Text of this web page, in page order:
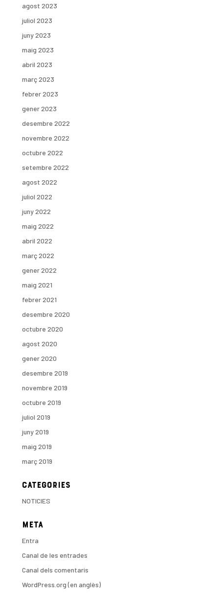
agost 2023
juliol 2023
juny 2023
maig 2023
abril 2023
març 2023
febrer 2023
gener 2023
desembre 2022
novembre 2022
octubre 2022
setembre 2022
agost 2022
juliol 2022
juny 2022
maig 2022
abril 2022
març 2022
gener 2022
maig 2021
febrer 2021
desembre 2020
octubre 2020
agost 2020
gener 2020
desembre 2019
novembre 2019
octubre 2019
juliol 2019
juny 2019
maig 2019
març 2019
Categories
NOTICIES
Meta
Entra
Canal de les entrades
Canal dels comentaris
WordPress.org (en anglès)